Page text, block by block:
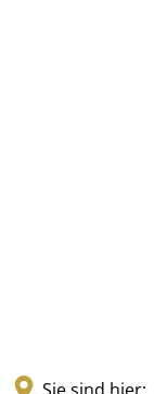
Sie sind hier: